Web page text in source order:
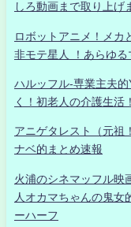
しろ動画まで取り上げ
ロボットアニメ！メカ
非モテ星人 ！あらゆ
ハルッフル-専業主夫
く！初老人の介護生活
アニゲタレスト（元
ナベ的まとめ速報
火浦のシネマッフル映
人オカマちゃんの鬼女
ーハーフ